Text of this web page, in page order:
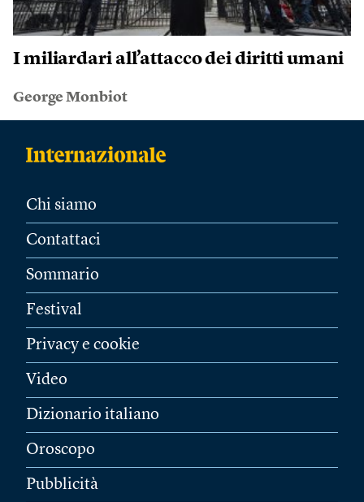
I miliardari all’attacco dei diritti umani
George Monbiot
Chi siamo
Contattaci
Sommario
Festival
Privacy e cookie
Video
Dizionario italiano
Oroscopo
Pubblicità